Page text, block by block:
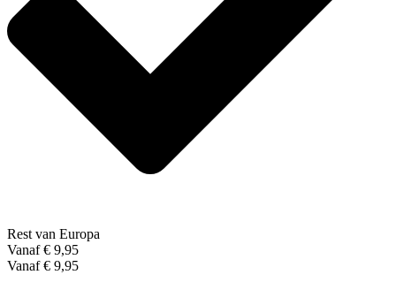
Rest van Europa
Vanaf € 9,95
Vanaf € 9,95